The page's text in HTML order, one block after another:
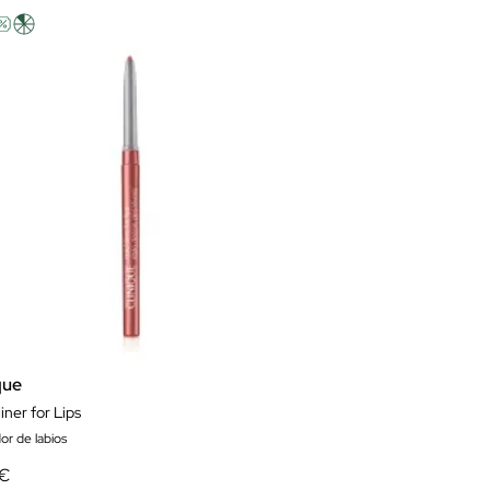
for Lips
de labios